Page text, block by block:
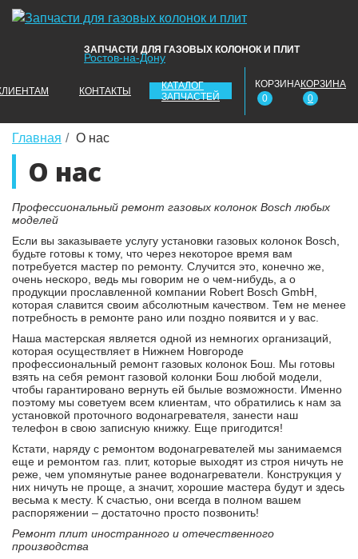
ЗАПЧАСТИ ДЛЯ ГАЗОВЫХ КОЛОНОК И ПЛИТ
Ростов-на-Дону
КОНТАКТЫ
КАТАЛОГ
ЗАПЧАСТЕЙ
КОРЗИНА
0
КОРЗИНА
0
Главная О нас
О нас
Профессиональный ремонт газовых колонок Bosch любых
моделей
Если вы заказываете услугу установки газовых колонок Bosch,
будьте готовы к тому, что через некоторое время вам
потребуется мастер по ремонту. Случится это, конечно же,
очень нескоро, ведь мы говорим не о чем-нибудь, а о
продукции прославленной компании Robert Bosch GmbH,
которая славится своим абсолютным качеством. Тем не менее
потребность в ремонте рано или поздно появится и у вас.
Наша мастерская является одной из немногих организаций,
которая осуществляет в Нижнем Новгороде
профессиональный ремонт газовых колонок Бош. Мы готовы
взять на себя ремонт газовой колонки Бош любой модели,
чтобы гарантировано вернуть ей былые возможности. Именно
поэтому мы советуем всем клиентам, что обратились к нам за
установкой проточного водонагревателя, занести наш
телефон в свою записную книжку. Еще пригодится!
Кстати, наряду с ремонтом водонагревателей мы занимаемся
еще и ремонтом газ. плит, которые выходят из строя ничуть не
реже, чем упомянутые ранее водонагреватели. Конструкция у
них ничуть не проще, а значит, хорошие мастера будут и здесь
весьма к месту. К счастью, они всегда в полном вашем
распоряжении – достаточно просто позвонить!
Ремонт плит иностранного и отечественного
производства